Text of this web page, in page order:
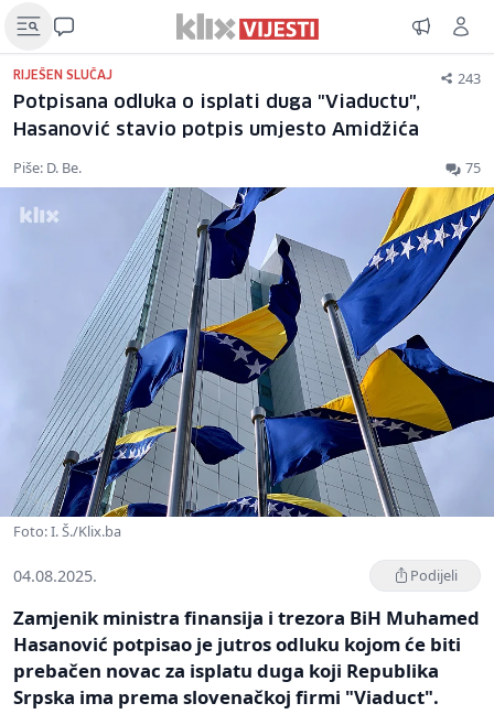
RIJEŠEN SLUČAJ 243
Potpisana odluka o isplati duga "Viaductu",
Hasanović stavio potpis umjesto Amidžića
Piše: D. Be. 75
Foto: I. Š./Klix.ba
04.08.2025. Podijeli
Zamjenik ministra finansija i trezora BiH Muhamed
Hasanović potpisao je jutros odluku kojom će biti
prebačen novac za isplatu duga koji Republika
Srpska ima prema slovenačkoj firmi "Viaduct".